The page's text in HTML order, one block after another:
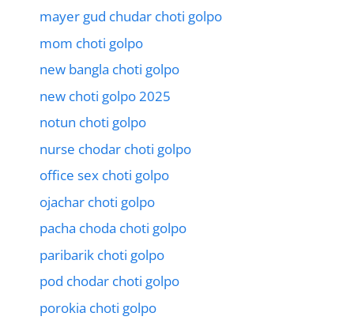
mayer gud chudar choti golpo
mom choti golpo
new bangla choti golpo
new choti golpo 2025
notun choti golpo
nurse chodar choti golpo
office sex choti golpo
ojachar choti golpo
pacha choda choti golpo
paribarik choti golpo
pod chodar choti golpo
porokia choti golpo